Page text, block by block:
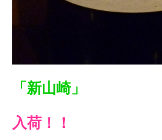
「新山崎」
入荷！！